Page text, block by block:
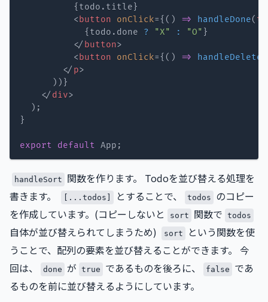
{ todo . title }
< button onClick={ ( ) => handleDone(
{ todo . done ? "X" : "O" }
</ button>
< button onClick={ ( ) => handleDelete
</ p>
) ) }
</ div>
) ;
}
export default App ;
handleSort
関数を作ります。 Todoを並び替える処理を
書きます。
[...todos] とすることで、 todos
のコピー
を作成しています。(コピーしないと
sort 関数で todos
自体が並び替えられてしまうため) sort
という関数を使
うことで、配列の要素を並び替えることができます。 今
回は、
done が true であるものを後ろに、 false
であ
るものを前に並び替えるようにしています。
Git
Hub
- sai
gi